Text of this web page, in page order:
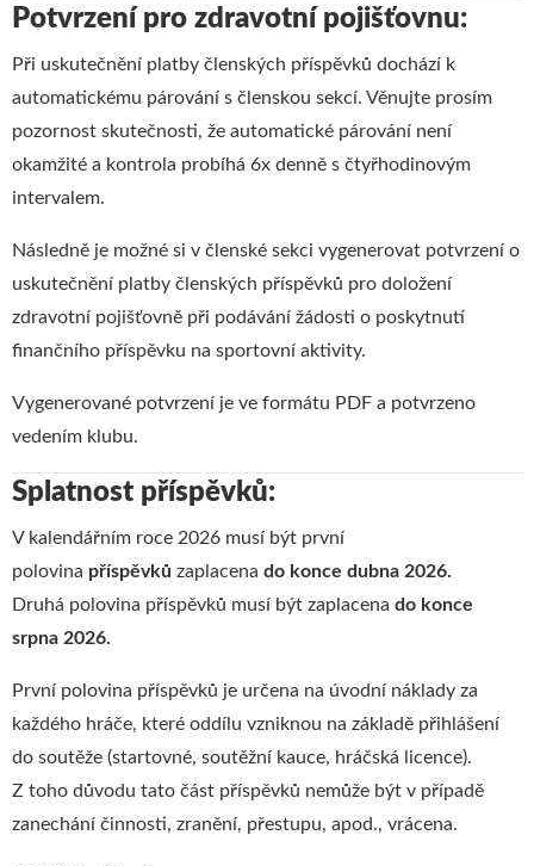
Potvrzení pro zdravotní pojišťovnu:
Při uskutečnění platby členských příspěvků dochází k
automatickému párování s členskou sekcí. Věnujte prosím
pozornost skutečnosti, že automatické párování není
okamžité a kontrola probíhá 6x denně s čtyřhodinovým
intervalem.
Následně je možné si v členské sekci vygenerovat potvrzení o
uskutečnění platby členských příspěvků pro doložení
zdravotní pojišťovně při podávání žádosti o poskytnutí
finančního příspěvku na sportovní aktivity.
Vygenerované potvrzení je ve formátu PDF a potvrzeno
vedením klubu.
Splatnost příspěvků:
V kalendářním roce 2026 musí být první
polovina příspěvků zaplacena do konce dubna 2026.
Druhá polovina příspěvků musí být zaplacena do konce
srpna 2026.
První polovina příspěvků je určena na úvodní náklady za
každého hráče, které oddílu vzniknou na základě přihlášení
do soutěže (startovné, soutěžní kauce, hráčská licence).
Z toho důvodu tato část příspěvků nemůže být v případě
zanechání činnosti, zranění, přestupu, apod., vrácena.